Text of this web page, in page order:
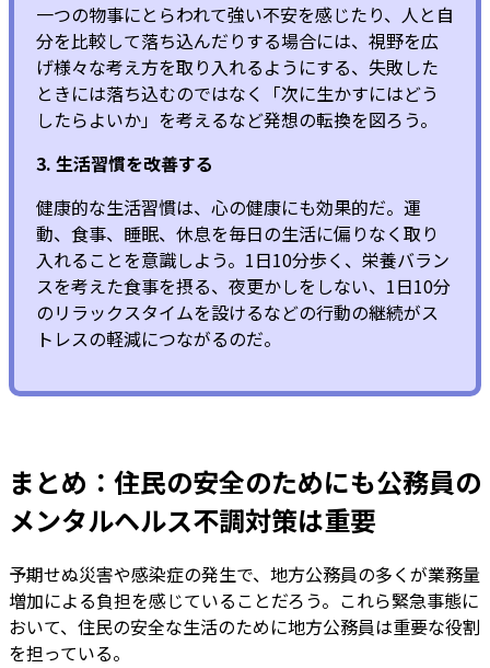
一つの物事にとらわれて強い不安を感じたり、人と自
分を比較して落ち込んだりする場合には、視野を広
げ様々な考え方を取り入れるようにする、失敗した
ときには落ち込むのではなく「次に生かすにはどう
したらよいか」を考えるなど発想の転換を図ろう。
3. 生活習慣を改善する
健康的な生活習慣は、心の健康にも効果的だ。運
動、食事、睡眠、休息を毎日の生活に偏りなく取り
入れることを意識しよう。1日10分歩く、栄養バラン
スを考えた食事を摂る、夜更かしをしない、1日10分
のリラックスタイムを設けるなどの行動の継続がス
トレスの軽減につながるのだ。
まとめ：住民の安全のためにも公務員の
メンタルヘルス不調対策は重要
予期せぬ災害や感染症の発生で、地方公務員の多くが業務量
増加による負担を感じていることだろう。これら緊急事態に
おいて、住民の安全な生活のために地方公務員は重要な役割
を担っている。